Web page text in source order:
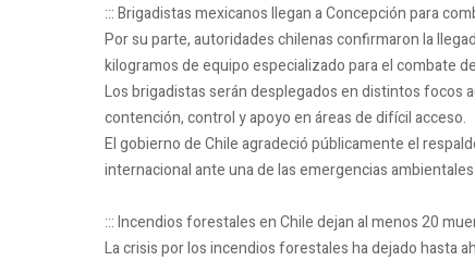
::: Brigadistas mexicanos llegan a Concepción para
Por su parte, autoridades chilenas confirmaron la
kilogramos de equipo especializado para el combate
Los brigadistas serán desplegados en distintos focos
contención, control y apoyo en áreas de difícil acceso.
El gobierno de Chile agradeció públicamente el
internacional ante una de las emergencias
::: Incendios forestales en Chile dejan al menos 20
La crisis por los incendios forestales ha dejado hasta